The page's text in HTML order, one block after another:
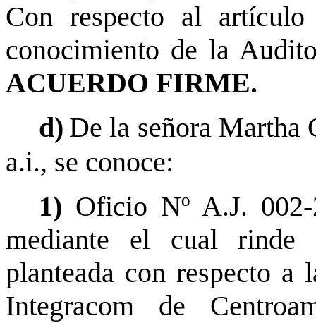
Con respecto al
conocimiento de la
ACUERDO FIRME.
d) De la señora Martha
a.i., se conoce:
1) Oficio Nº A.J.
mediante el cual
planteada con respecto a
Integracom de